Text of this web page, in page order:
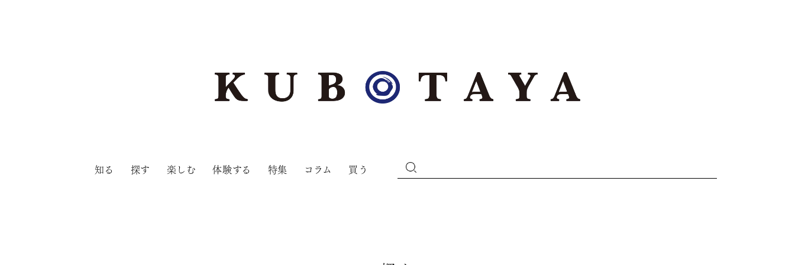
知る 探す 楽しむ 体験する 特集 コラム 買う